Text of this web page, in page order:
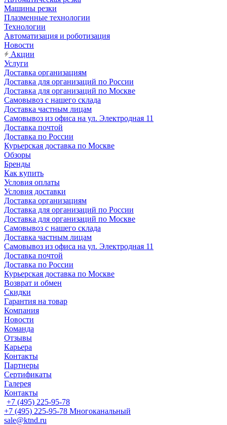
Машины резки
Плазменные технологии
Технологии
Автоматизация и роботизация
Новости
Акции
Услуги
Доставка организациям
Доставка для организаций по России
Доставка для организаций по Москве
Самовывоз с нашего склада
Доставка частным лицам
Самовывоз из офиса на ул. Электродная 11
Доставка почтой
Доставка по России
Курьерская доставка по Москве
Обзоры
Бренды
Как купить
Условия оплаты
Условия доставки
Доставка организациям
Доставка для организаций по России
Доставка для организаций по Москве
Самовывоз с нашего склада
Доставка частным лицам
Самовывоз из офиса на ул. Электродная 11
Доставка почтой
Доставка по России
Курьерская доставка по Москве
Возврат и обмен
Скидки
Гарантия на товар
Компания
Новости
Команда
Отзывы
Карьера
Контакты
Партнеры
Сертификаты
Галерея
Контакты
+7 (495) 225-95-78
+7 (495) 225-95-78 Многоканальный
sale@ktnd.ru